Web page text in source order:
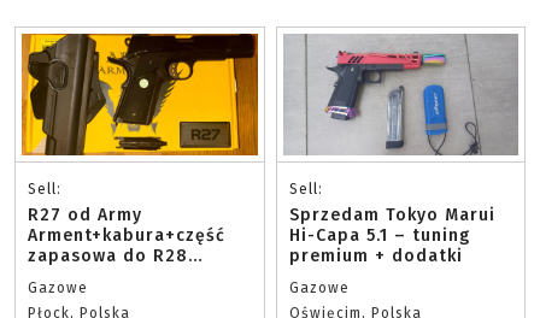
Sell:
R27 od Army
Arment+kabura+część
zapasowa do R28
cenowe)
Gazowe
Płock, Polska
Sell:
Sprzedam Tokyo Marui
Hi-Capa 5.1 – tuning
premium + dodatki
Gazowe
Oświęcim, Polska